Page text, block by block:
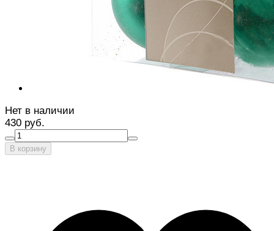
Нет в наличии
430 руб.
В корзину